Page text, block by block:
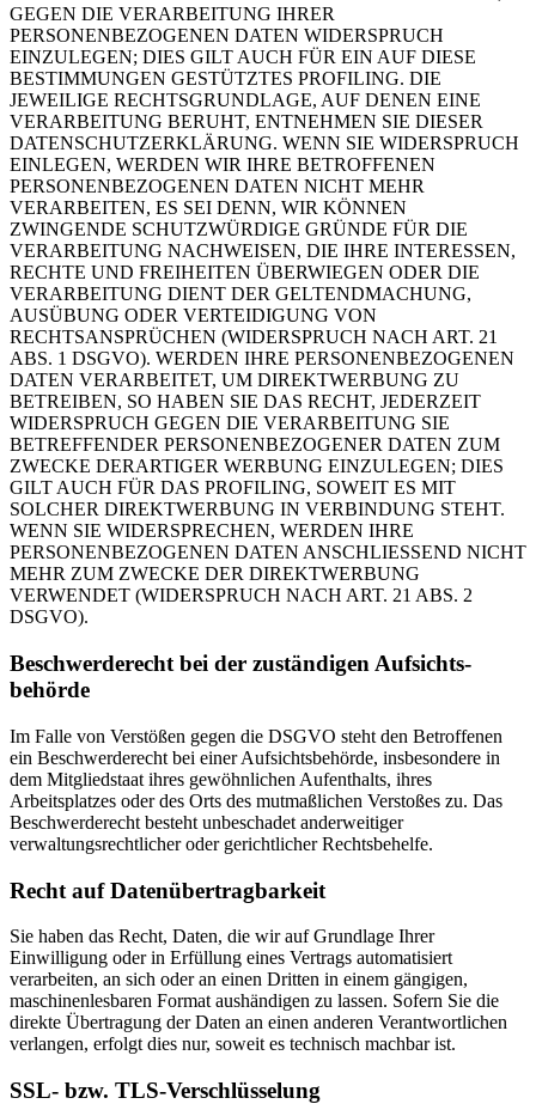
GEGEN DIE VERARBEITUNG IHRER
PERSONENBEZOGENEN DATEN WIDERSPRUCH
EINZULEGEN; DIES GILT AUCH FÜR EIN AUF DIESE
BESTIMMUNGEN GESTÜTZTES PROFILING. DIE
JEWEILIGE RECHTSGRUNDLAGE, AUF DENEN EINE
VERARBEITUNG BERUHT, ENTNEHMEN SIE DIESER
DATENSCHUTZERKLÄRUNG. WENN SIE WIDERSPRUCH
EINLEGEN, WERDEN WIR IHRE BETROFFENEN
PERSONENBEZOGENEN DATEN NICHT MEHR
VERARBEITEN, ES SEI DENN, WIR KÖNNEN
ZWINGENDE SCHUTZWÜRDIGE GRÜNDE FÜR DIE
VERARBEITUNG NACHWEISEN, DIE IHRE INTERESSEN,
RECHTE UND FREIHEITEN ÜBERWIEGEN ODER DIE
VERARBEITUNG DIENT DER GELTENDMACHUNG,
AUSÜBUNG ODER VERTEIDIGUNG VON
RECHTSANSPRÜCHEN (WIDERSPRUCH NACH ART. 21
ABS. 1 DSGVO). WERDEN IHRE PERSONENBEZOGENEN
DATEN VERARBEITET, UM DIREKTWERBUNG ZU
BETREIBEN, SO HABEN SIE DAS RECHT, JEDERZEIT
WIDERSPRUCH GEGEN DIE VERARBEITUNG SIE
BETREFFENDER PERSONENBEZOGENER DATEN ZUM
ZWECKE DERARTIGER WERBUNG EINZULEGEN; DIES
GILT AUCH FÜR DAS PROFILING, SOWEIT ES MIT
SOLCHER DIREKTWERBUNG IN VERBINDUNG STEHT.
WENN SIE WIDERSPRECHEN, WERDEN IHRE
PERSONENBEZOGENEN DATEN ANSCHLIESSEND NICHT
MEHR ZUM ZWECKE DER DIREKTWERBUNG
VERWENDET (WIDERSPRUCH NACH ART. 21 ABS. 2
DSGVO).
Beschwerde­recht bei der zuständigen Aufsichts­
behörde
Im Falle von Verstößen gegen die DSGVO steht den Betroffenen
ein Beschwerderecht bei einer Aufsichtsbehörde, insbesondere in
dem Mitgliedstaat ihres gewöhnlichen Aufenthalts, ihres
Arbeitsplatzes oder des Orts des mutmaßlichen Verstoßes zu. Das
Beschwerderecht besteht unbeschadet anderweitiger
verwaltungsrechtlicher oder gerichtlicher Rechtsbehelfe.
Recht auf Daten­übertrag­barkeit
Sie haben das Recht, Daten, die wir auf Grundlage Ihrer
Einwilligung oder in Erfüllung eines Vertrags automatisiert
verarbeiten, an sich oder an einen Dritten in einem gängigen,
maschinenlesbaren Format aushändigen zu lassen. Sofern Sie die
direkte Übertragung der Daten an einen anderen Verantwortlichen
verlangen, erfolgt dies nur, soweit es technisch machbar ist.
SSL- bzw. TLS-Verschlüsselung